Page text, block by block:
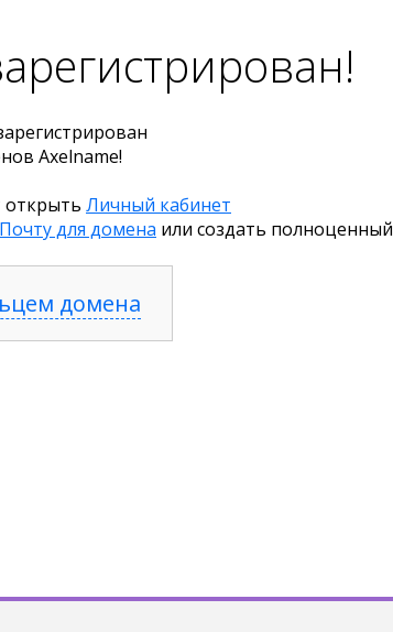
Axelname!
открыть Личный кабинет
для домена или создать полноценный
домена